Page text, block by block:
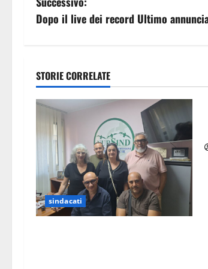
i
a
z
i
o
n
e
Dopo il live dei record Ultimo
STORIE CORRELATE
sindacati